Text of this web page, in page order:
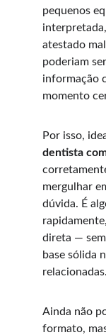
pequenos
atestado
poderiam
informação
momento
Por isso,
dentista
mergulhar
dúvida. É
direta —
base sólida
relacionadas.
Ainda não
formato,